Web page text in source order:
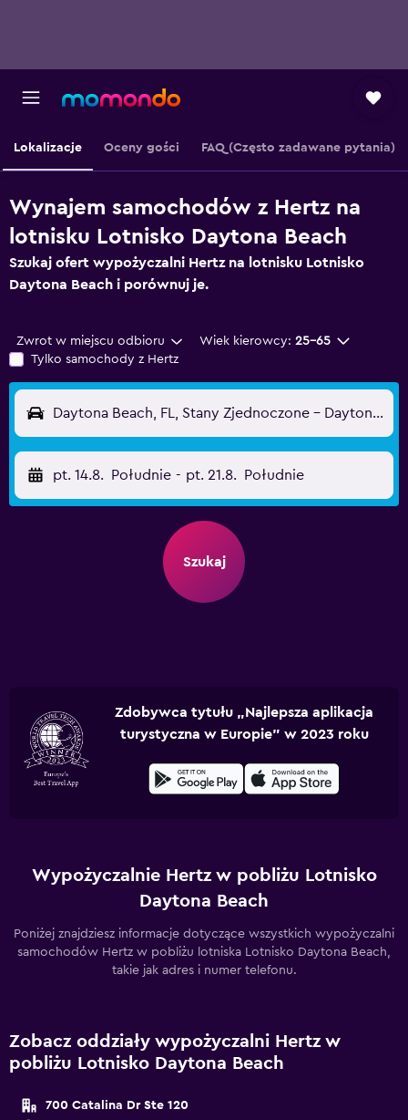
Lokalizacje Oceny gości FAQ (Często zadawane pytania)
Wynajem samochodów z Hertz na
lotnisku Lotnisko Daytona Beach
Szukaj ofert wypożyczalni Hertz na lotnisku Lotnisko
Daytona Beach i porównuj je.
Zwrot w miejscu odbioru Wiek kierowcy: 25-65
Tylko samochody z Hertz
Daytona Beach, FL, Stany Zjednoczone - Daytona Beach (DAB)
pt. 14.8. Południe - pt. 21.8. Południe
Szukaj
Zdobywca tytułu „Najlepsza aplikacja
turystyczna w Europie” w 2023 roku
Wypożyczalnie Hertz w pobliżu Lotnisko
Daytona Beach
Poniżej znajdziesz informacje dotyczące wszystkich wypożyczalni
samochodów Hertz w pobliżu lotniska Lotnisko Daytona Beach,
takie jak adres i numer telefonu.
Zobacz oddziały wypożyczalni Hertz w
pobliżu Lotnisko Daytona Beach
700 Catalina Dr Ste 120